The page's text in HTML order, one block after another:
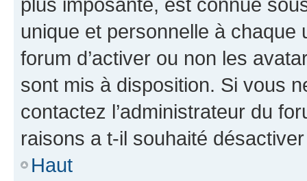
unique et personnelle à chaque
forum d’activer ou non les
sont mis à disposition. Si vous
contactez l’administrateur du
raisons a t-il souhaité
Haut